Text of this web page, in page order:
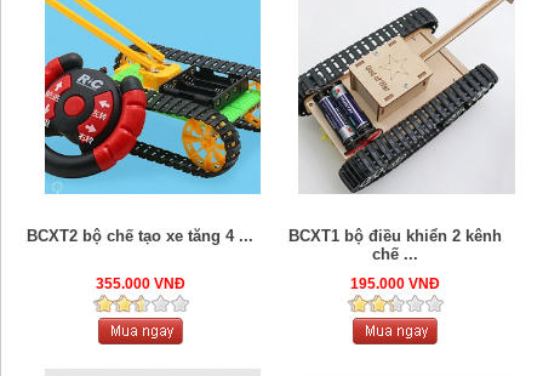
BCXT2 bộ chế tạo xe tăng 4 ...
355.000 VNĐ
BCXT1 bộ điều khiển 2 kênh
chế ...
195.000 VNĐ